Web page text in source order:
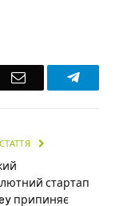
Email
стартап
припиняє